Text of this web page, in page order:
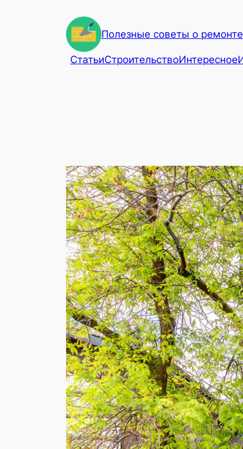
содержимому
Полезные советы о
СтатьиСтроительствоИнтересное